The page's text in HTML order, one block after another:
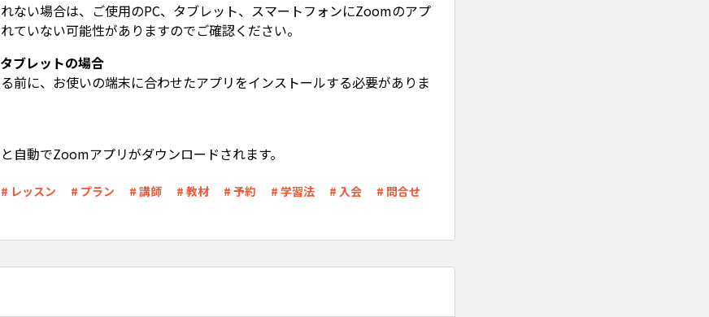
ない場合は、ご使用のPC、タブレット、スマートフォンにZoomのアプ
ていない可能性がありますのでご確認ください。
ブレットの場合
前に、お使いの端末に合わせたアプリをインストールする必要がありま
自動でZoomアプリがダウンロードされます。
# レッスン # プラン # 講師 # 教材 # 予約 # 学習法 # 入会 # 問合せ